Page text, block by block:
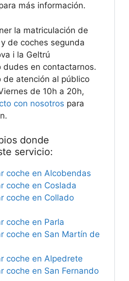
más información.
la matriculación de
de coches segunda
i la Geltrú
en contactarnos.
de atención al público
de 10h a 20h,
con nosotros para
donde
servicio:
coche en Alcobendas
coche en Coslada
coche en Collado
coche en Parla
coche en San Martín de
coche en Alpedrete
coche en San Fernando